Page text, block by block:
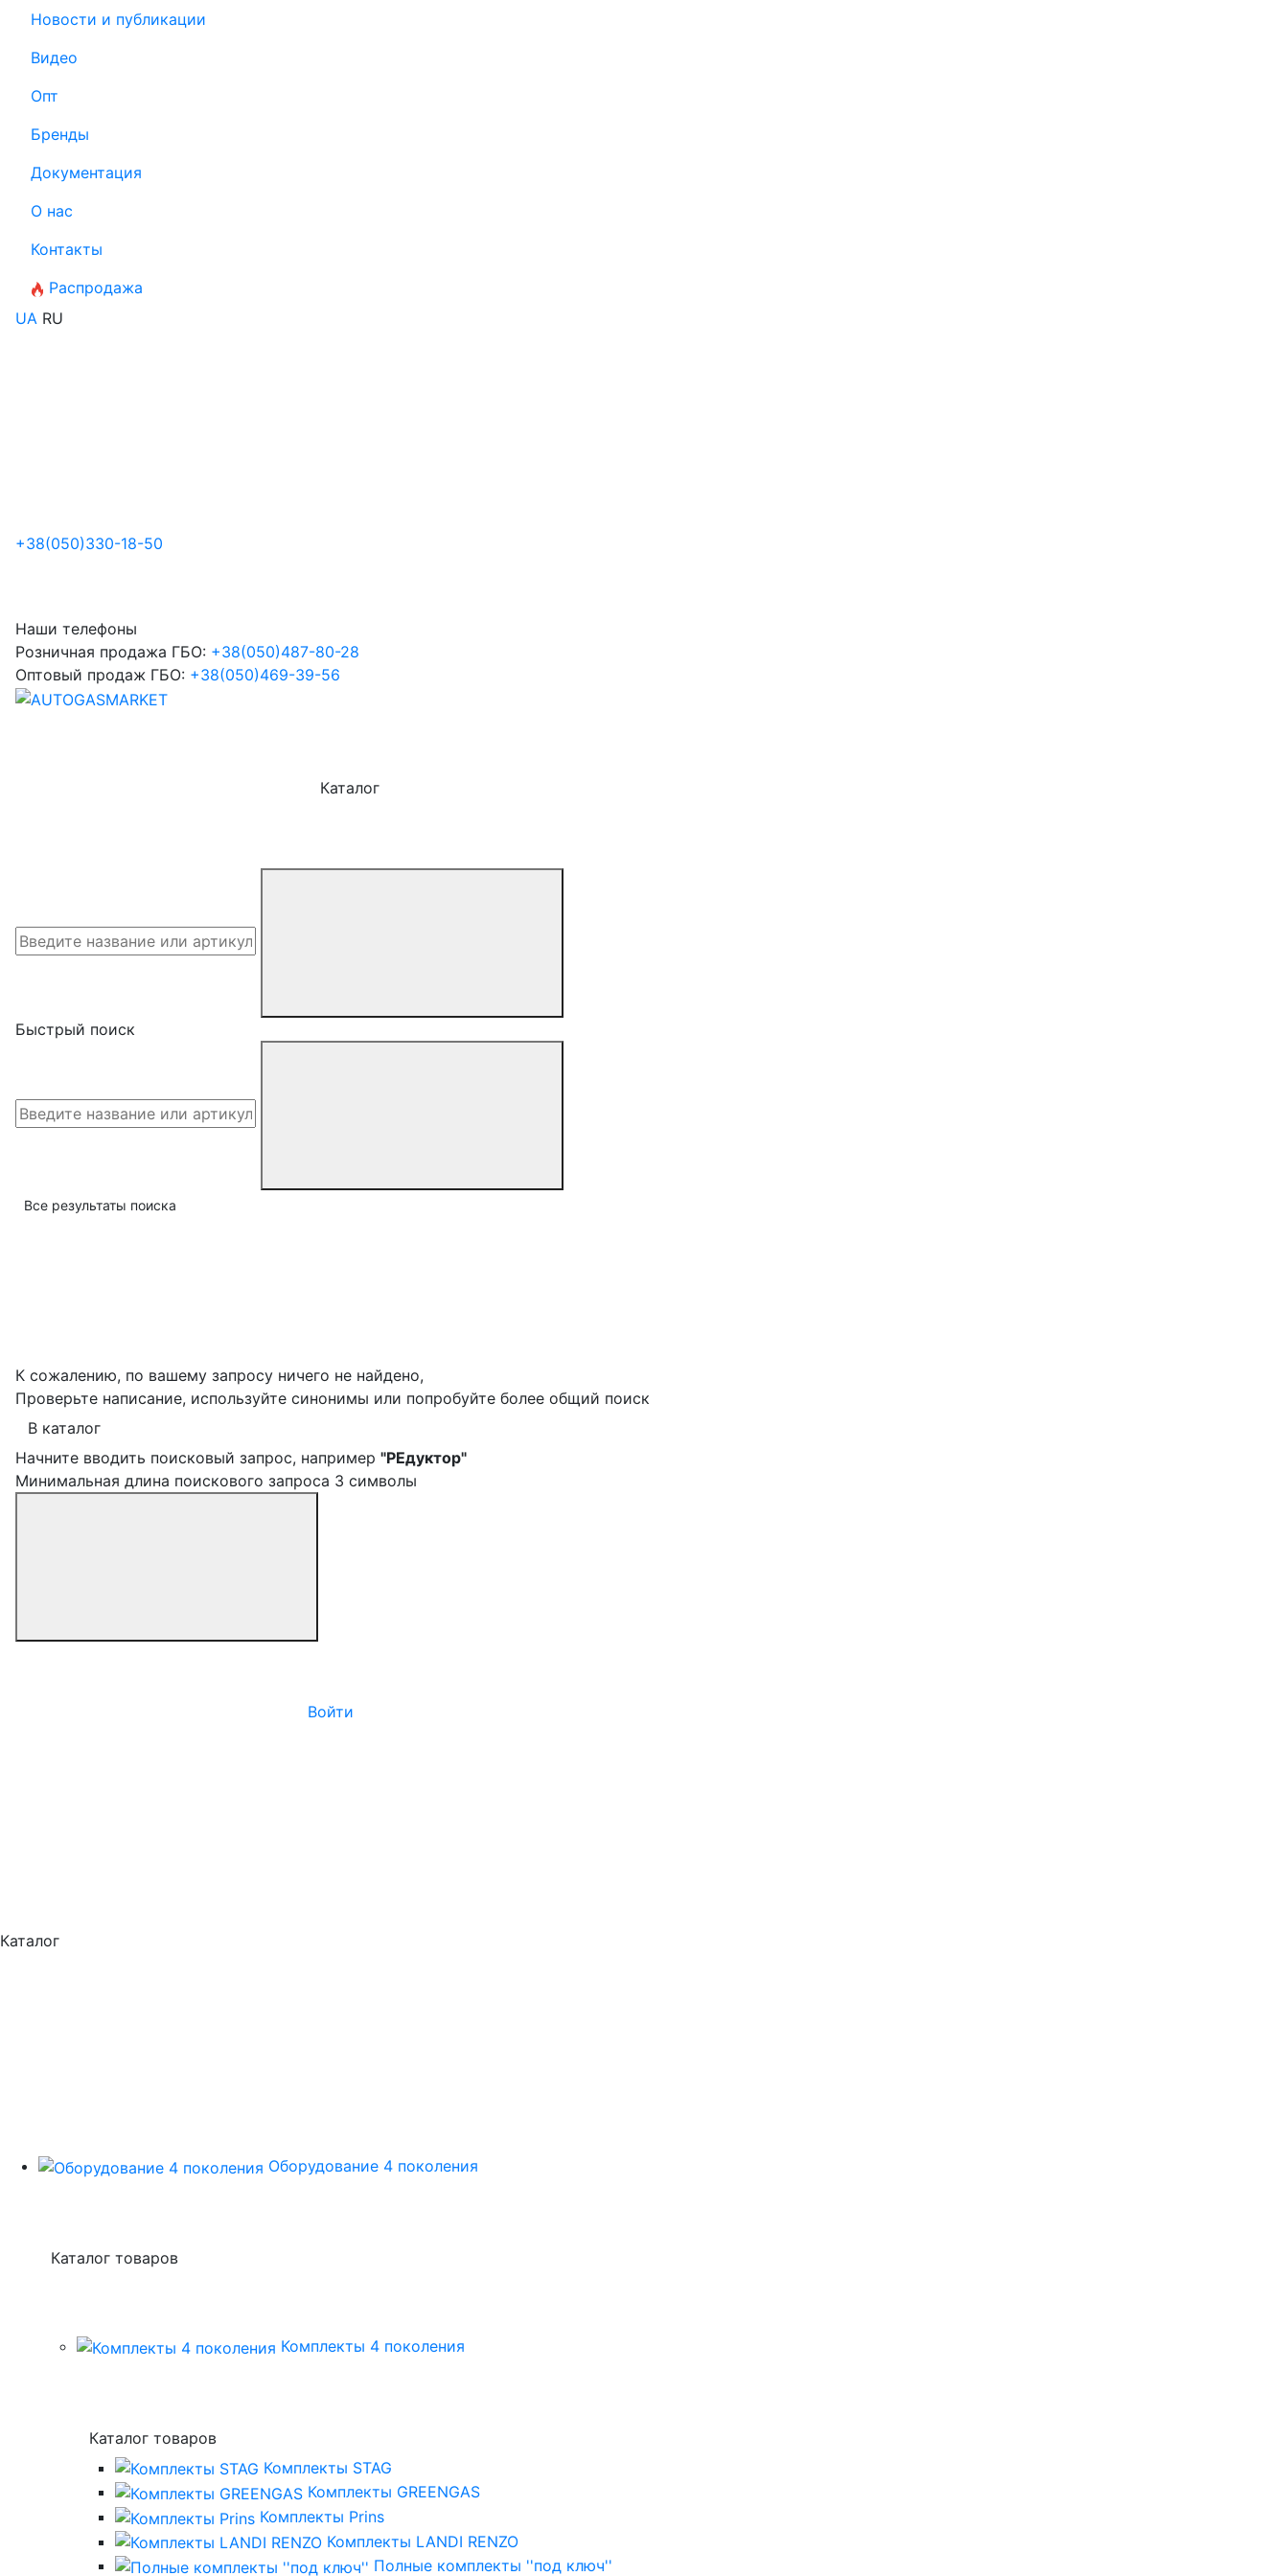
Новости и публикации
Видео
Опт
Бренды
Документация
О нас
Контакты
Распродажа
UA RU
+38(050)330-18-50
Наши телефоны
Розничная продажа ГБО: +38(050)487-80-28
Оптовый продаж ГБО: +38(050)469-39-56
Каталог
Быстрый поиск
Все результаты поиска
К сожалению, по вашему запросу ничего не найдено,
Проверьте написание, используйте синонимы или попробуйте более общий поиск
В каталог
Начните вводить поисковый запрос, например "РЕдуктор"
Минимальная длина поискового запроса 3 символы
Войти
Каталог
Оборудование 4 поколения
Каталог товаров
Комплекты 4 поколения
Каталог товаров
Комплекты STAG
Комплекты GREENGAS
Комплекты Prins
Комплекты LANDI RENZO
Полные комплекты ''под ключ''